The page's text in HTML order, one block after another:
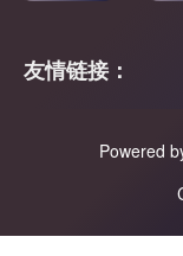
友情链接：
Powered